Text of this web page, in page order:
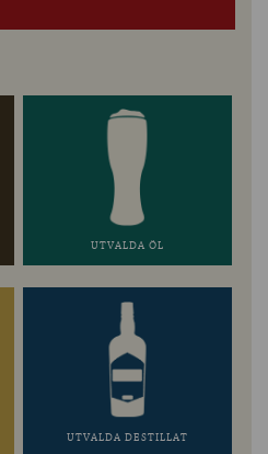
UTVALDA ÖL
UTVALDA DESTILLAT